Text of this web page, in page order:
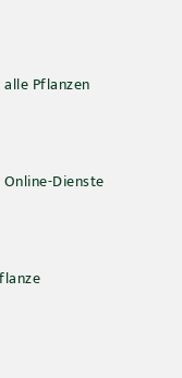
Pflanzen
Dienste